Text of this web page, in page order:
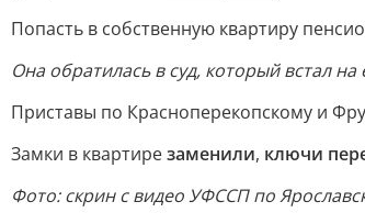
Попасть в собственную квартиру
Она обратилась в суд, который встал на
Приставы по Красноперекопскому и
Замки в квартирезаменили, ключи
Фото: скрин с видео УФССП по